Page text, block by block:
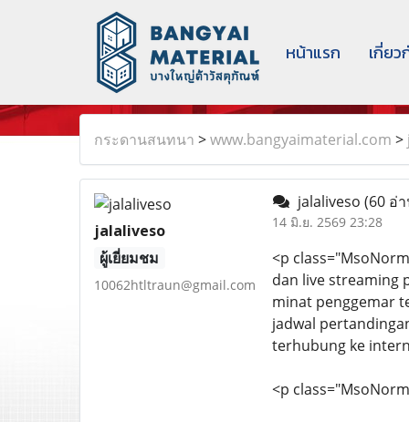
หน้าแรก เกี่ยว
กระดานสนทนา >www.bangyaimaterial.com >
jalaliveso
ผู้เยี่ยมชม
10062htltraun@gmail.com
jalaliveso (60 อ่
14 มิ.ย. 2569 23:28
<p
dan live streaming
minat penggemar
jadwal
terhubung ke
<p